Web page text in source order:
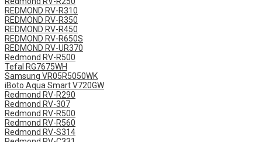
REDMOND RV-R310
REDMOND RV-R350
REDMOND RV-R450
REDMOND RV-R650S
REDMOND RV-UR370
Redmond RV-R500
Tefal RG7675WH
Samsung VR05R5050WK
iBoto Aqua Smart V720GW
Redmond RV-R290
Redmond RV-307
Redmond RV-R500
Redmond RV-R560
Redmond RV-S314